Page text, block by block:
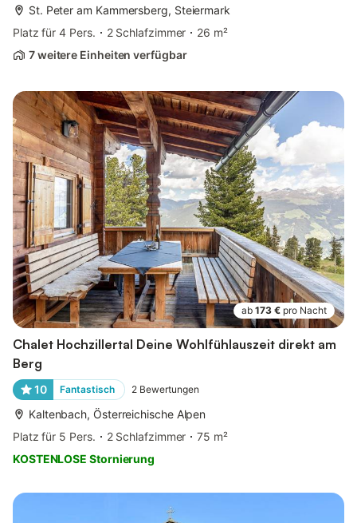
St. Peter am Kammersberg, Steiermark
Platz für 4 Pers.
2 Schlafzimmer
26 m²
7 weitere Einheiten verfügbar
ab 173 € pro Nacht
Chalet Hochzillertal Deine Wohlfühlauszeit direkt am
Berg
10 Fantastisch 2 Bewertungen
Kaltenbach, Österreichische Alpen
Platz für 5 Pers.
2 Schlafzimmer
75 m²
KOSTENLOSE Stornierung